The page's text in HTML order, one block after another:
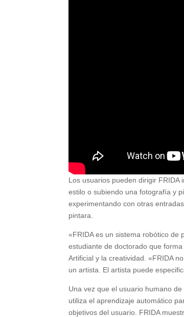
Los usuarios pueden dirigir
estilo o subiendo una fotografía y
experimentando con otras
pintara.
«FRIDA es un sistema robótico de
estudiante de doctorado que
Artificial y la creatividad. «FRIDA
un artista. El artista puede
Una vez que el usuario humano
utiliza el aprendizaje automático
objetivos del usuario. FRIDA